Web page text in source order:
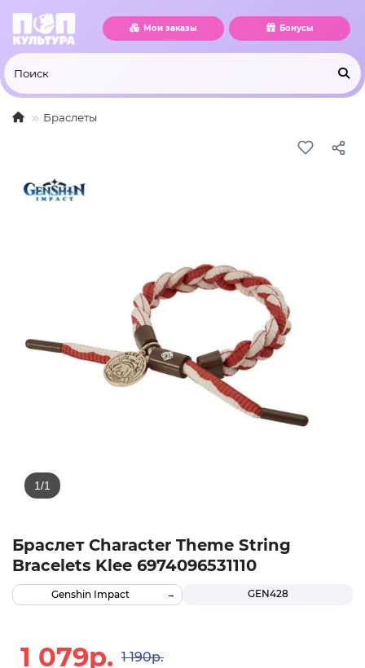
Мои заказы Бонусы
Браслеты
Браслет Character Theme String
Bracelets Klee 6974096531110
GEN428
Genshin Impact
1 079р. 1 190р.